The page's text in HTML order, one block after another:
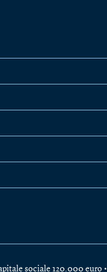
sociale 120.000 euro •